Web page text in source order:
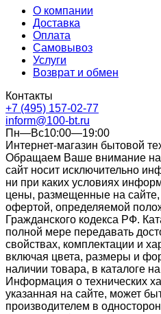
О компании
Доставка
Оплата
Самовывоз
Услуги
Возврат и обмен
Контакты
+7 (495) 157-02-77
inform@100-bt.ru
Пн—Вс10:00—19:00
Интернет-магазин бытовой
Обращаем Ваше внимание на
сайт носит исключительно
ни при каких условиях
цены, размещенные на
офертой, определяемой
Гражданского кодекса РФ.
полной мере передавать
свойствах, комплектации и
включая цвета, размеры и
наличии товара, в каталоге
Информация о технических
указанная на сайте, может
производителем в